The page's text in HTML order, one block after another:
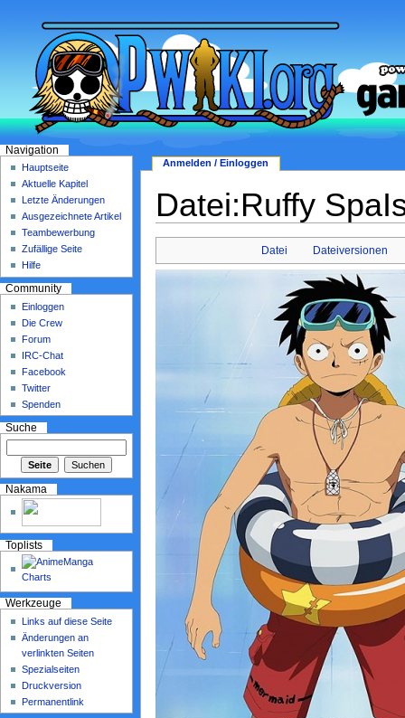
Datei:Ruffy
Datei Dateiversionen
Anmelden / Einloggen
Navigation
Hauptseite
Aktuelle Kapitel
Letzte Änderungen
Ausgezeichnete Artikel
Teambewerbung
Zufällige Seite
Hilfe
Community
Einloggen
Die Crew
Forum
IRC-Chat
Facebook
Twitter
Spenden
Suche
Nakama
Toplists
Werkzeuge
Links auf diese Seite
Änderungen an
verlinkten Seiten
Spezialseiten
Druckversion
Permanentlink